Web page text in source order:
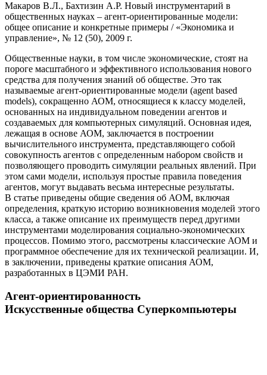
Макаров В.Л., Бахтизин А.Р. Новый инструментарий в
общественных науках – агент-ориентированные модели:
общее описание и конкретные примеры / «Экономика и
управление», № 12 (50), 2009 г.
Общественные науки, в том числе экономические, стоят на
пороге масштабного и эффективного использования нового
средства для получения знаний об обществе. Это так
называемые агент-ориентированные модели (agent based
models), сокращенно АОМ, относящиеся к классу моделей,
основанных на индивидуальном поведении агентов и
создаваемых для компьютерных симуляций. Основная идея,
лежащая в основе АОМ, заключается в построении
вычислительного инструмента, представляющего собой
совокупность агентов с определенным набором свойств и
позволяющего проводить симуляции реальных явлений. При
этом сами модели, используя простые правила поведения
агентов, могут выдавать весьма интересные результаты.
В статье приведены общие сведения об АОМ, включая
определения, краткую историю возникновения моделей этого
класса, а также описание их преимуществ перед другими
инструментами моделирования социально-экономических
процессов. Помимо этого, рассмотрены классические АОМ и
программное обеспечение для их технической реализации. И,
в заключении, приведены краткие описания АОМ,
разработанных в ЦЭМИ РАН.
Агент-ориентированность
Искусственные общества Суперкомпьютеры